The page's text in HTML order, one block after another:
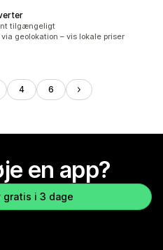
tilgængeligt
geolokation – vis lokale priser
4 6
en app?
gratis i 3 dage